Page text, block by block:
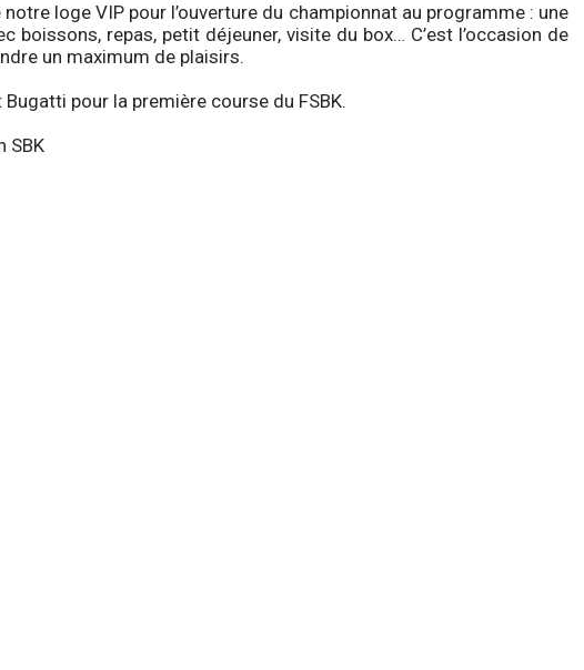
notre loge VIP pour l’ouverture du championnat au programme : une
boissons, repas, petit déjeuner, visite du box… C’est l’occasion de
un maximum de plaisirs.
pour la première course du FSBK.
SBK